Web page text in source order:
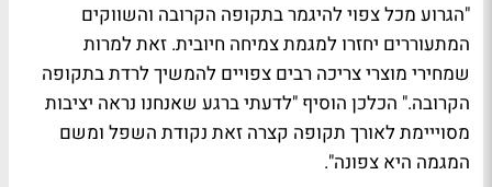
"הגרוע מכל צפוי להיגמר בתקופה הקרובה והשווקים
המתעוררים יחזרו למגמת צמיחה חיובית. זאת למרות
שמחירי מוצרי צריכה רבים צפויים להמשיך לרדת בתקופה
הקרובה." הכלכן הוסיף "לדעתי ברגע שאנחנו נראה יציבות
מסוייימת לאורך תקופה קצרה זאת נקודת השפל ומשם
המגמה היא צפונה".